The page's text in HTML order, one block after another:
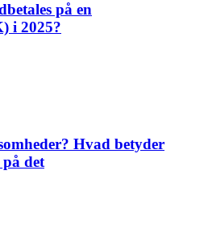
på en
i 2025?
Hvad betyder
det